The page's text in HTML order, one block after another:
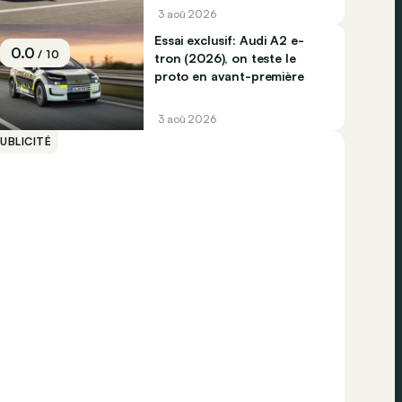
3 aoû 2026
0.0/ 10
Essai exclusif: Audi A2 e-
tron (2026), on teste le
proto en avant-première
3 aoû 2026